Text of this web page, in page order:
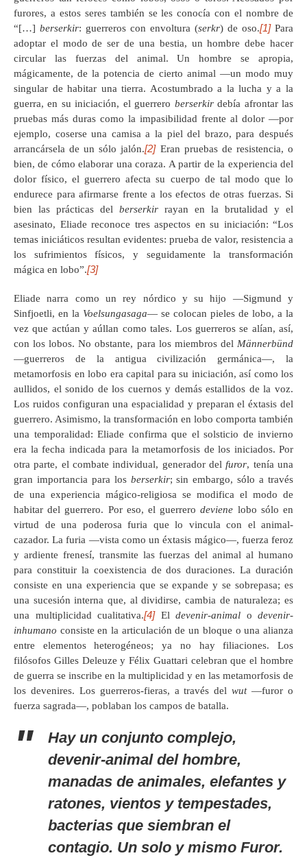
furores, a estos seres también se les conocía con el nombre de
“[…] berserkir: guerreros con envoltura (serkr) de oso.[1]Para
adoptar el modo de ser de una bestia, un hombre debe hacer
circular las fuerzas del animal. Un hombre se apropia,
mágicamente, de la potencia de cierto animal —un modo muy
singular de habitar una tierra. Acostumbrado a la lucha y a la
guerra, en su iniciación, el guerrero berserkirdebía afrontar las
pruebas más duras como la impasibilidad frente al dolor —por
ejemplo, coserse una camisa a la piel del brazo, para después
arrancársela de un sólo jalón.[2]Eran pruebas de resistencia, o
bien, de cómo elaborar una coraza. A partir de la experiencia del
dolor físico, el guerrero afecta su cuerpo de tal modo que lo
endurece para afirmarse frente a los efectos de otras fuerzas. Si
bien las prácticas del berserkir rayan en la brutalidad y el
asesinato, Eliade reconoce tres aspectos en su iniciación: “Los
temas iniciáticos resultan evidentes: prueba de valor, resistencia a
los sufrimientos físicos, y seguidamente la transformación
mágica en lobo”.[3]
Eliade narra como un rey nórdico y su hijo —Sigmund y
Sinfjoetli, en la Voelsungasaga— se colocan pieles de lobo, a la
vez que actúan y aúllan como tales. Los guerreros se alían, así,
con los lobos. No obstante, para los miembros del Männerbünd
—guerreros de la antigua civilización germánica—, la
metamorfosis en lobo era capital para su iniciación, así como los
aullidos, el sonido de los cuernos y demás estallidos de la voz.
Los ruidos configuran una espacialidad y preparan el éxtasis del
guerrero. Asimismo, la transformación en lobo comporta también
una temporalidad: Eliade confirma que el solsticio de invierno
era la fecha indicada para la metamorfosis de los iniciados. Por
otra parte, el combate individual, generador delfuror, tenía una
gran importancia para los berserkir; sin embargo, sólo a través
de una experiencia mágico-religiosa se modifica el modo de
habitar del guerrero. Por eso, el guerrerodeviene lobo sólo en
virtud de una poderosa furia que lo vincula con el animal-
cazador. La furia —vista como un éxtasis mágico—, fuerza feroz
y ardiente frenesí, transmite las fuerzas del animal al humano
para constituir la coexistencia de dos duraciones. La duración
consiste en una experiencia que se expande y se sobrepasa; es
una sucesión interna que, al dividirse, cambia de naturaleza; es
una multiplicidad cualitativa.[4]El devenir-animal o devenir-
inhumano consiste en la articulación de un bloque o una alianza
entre elementos heterogéneos; ya no hay filiaciones. Los
filósofos Gilles Deleuze y Félix Guattari celebran que el hombre
de guerra se inscribe en la multiplicidad y en las metamorfosis de
los devenires. Los guerreros-fieras, a través delwut—furor o
fuerza sagrada—, poblaban los campos de batalla.
Hay un conjunto complejo,
devenir-animal del hombre,
manadas de animales, elefantes y
ratones, vientos y tempestades,
bacterias que siembran el
contagio. Un solo y mismo Furor.